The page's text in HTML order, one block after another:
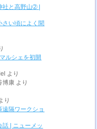
社と高野山➁ |
さい頃によく聞
ルシェを初開
より
博康 より
り
遠隔ワークショ
話 | ニューメッ